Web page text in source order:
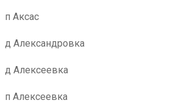
п Аксас
д Александровка
д Алексеевка
п Алексеевка